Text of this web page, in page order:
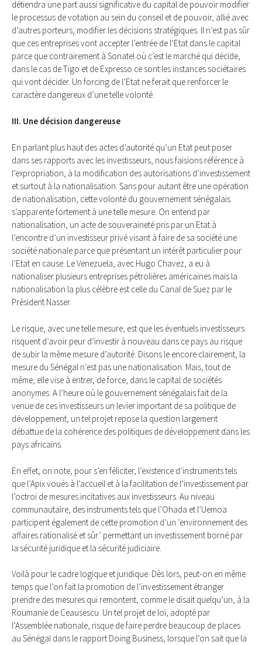
détiendra une part aussi significative du capital de pouvoir modifier
le processus de votation au sein du conseil et de pouvoir, allié avec
d’autres porteurs, modifier les décisions stratégiques. Il n’est pas sûr
que ces entreprises vont accepter l’entrée de l’Etat dans le capital
parce que contrairement à Sonatel où c’est le marché qui décide,
dans le cas de Tigo et de Expresso ce sont les instances sociétaires
qui vont décider. Un forcing de l’Etat ne ferait que renforcer le
caractère dangereux d’une telle volonté.
III. Une décision dangereuse
En parlant plus haut des actes d’autorité qu’un Etat peut poser
dans ses rapports avec les investisseurs, nous faisions référence à
l’expropriation, à la modification des autorisations d’investissement
et surtout à la nationalisation. Sans pour autant être une opération
de nationalisation, cette volonté du gouvernement sénégalais
s’apparente fortement à une telle mesure. On entend par
nationalisation, un acte de souveraineté pris par un Etat à
l’encontre d’un investisseur privé visant à faire de sa société une
société nationale parce que présentant un intérêt particulier pour
l’Etat en cause. Le Venezuela, avec Hugo Chavez, a eu à
nationaliser plusieurs entreprises pétrolières américaines mais la
nationalisation la plus célèbre est celle du Canal de Suez par le
Président Nasser.
Le risque, avec une telle mesure, est que les éventuels investisseurs
risquent d’avoir peur d’investir à nouveau dans ce pays au risque
de subir la même mesure d’autorité. Disons le encore clairement, la
mesure du Sénégal n’est pas une nationalisation. Mais, tout de
même, elle vise à entrer, de force, dans le capital de sociétés
anonymes. A l’heure où le gouvernement sénégalais fait de la
venue de ces investisseurs un levier important de sa politique de
développement, un tel projet repose la question largement
débattue de la cohérence des politiques de développement dans les
pays africains.
En effet, on note, pour s’en féliciter, l’existence d’instruments tels
que l’Apix voués à l’accueil et à la facilitation de l’investissement par
l’octroi de mesures incitatives aux investisseurs. Au niveau
communautaire, des instruments tels que l’Ohada et l’Uemoa
participent également de cette promotion d’un ‘environnement des
affaires rationalisé et sûr’ permettant un investissement borné par
la sécurité juridique et la sécurité judiciaire.
Voilà pour le cadre logique et juridique. Dès lors, peut-on en même
temps que l’on fait la promotion de l’investissement étranger
prendre des mesures qui remontent, comme le disait quelqu’un, à la
Roumanie de Ceausescu. Un tel projet de loi, adopté par
l’Assemblée nationale, risque de faire perdre beaucoup de places
au Sénégal dans le rapport Doing Business, lorsque l’on sait que la